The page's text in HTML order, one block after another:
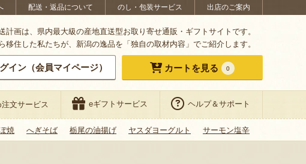
配送・返品について のし・包装サービス 出店のご案内
計画は、県内最大級の産地直送型お取り寄せ通販・ギフトサイトです。
移住した私たちが、新潟の逸品を「独自の取材内容」でご紹介します。
イン（会員マイページ） カートを見る 0
文サービス eギフトサービス ヘルプ＆サポート
焼 へぎそば 栃尾の油揚げ ヤスダヨーグルト サーモン塩辛